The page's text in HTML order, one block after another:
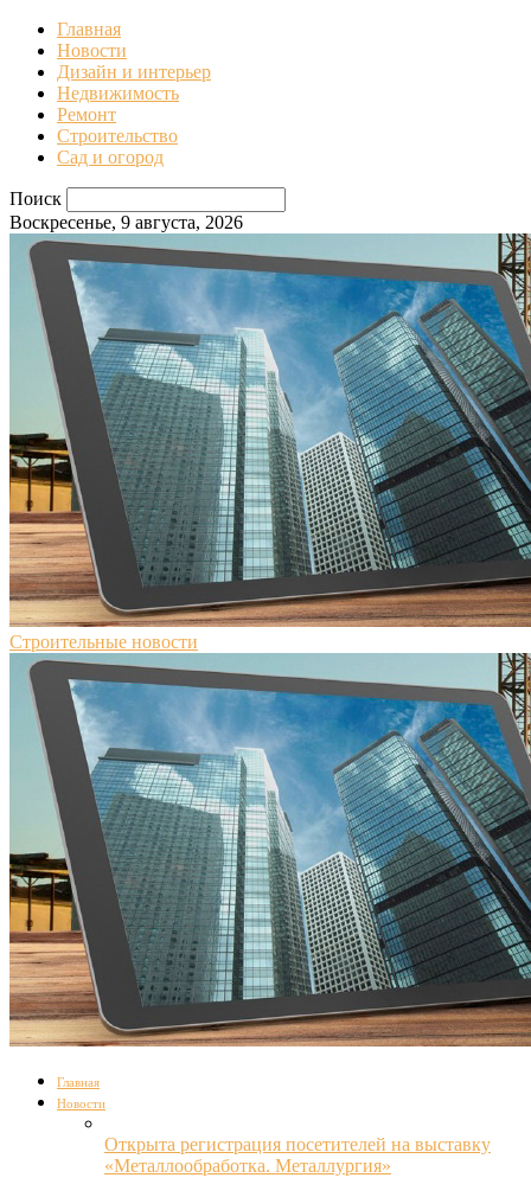
Главная
Новости
Дизайн и интерьер
Недвижимость
Ремонт
Строительство
Сад и огород
Поиск
Воскресенье, 9 августа, 2026
Строительные новости
Главная
Новости
Открыта регистрация посетителей на выставку
«Металлообработка. Металлургия»